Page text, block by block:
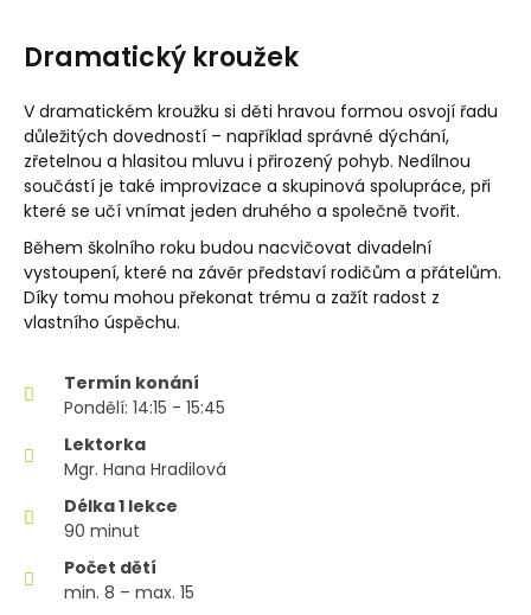
Dramatický kroužek
V dramatickém kroužku si děti hravou formou osvojí řadu
důležitých dovedností – například správné dýchání,
zřetelnou a hlasitou mluvu i přirozený pohyb. Nedílnou
součástí je také improvizace a skupinová spolupráce, při
které se učí vnímat jeden druhého a společně tvořit.
Během školního roku budou nacvičovat divadelní
vystoupení, které na závěr představí rodičům a přátelům.
Díky tomu mohou překonat trému a zažít radost z
vlastního úspěchu.
Termín konání
Pondělí: 14:15 - 15:45
Lektorka
Mgr. Hana Hradilová
Délka 1 lekce
90 minut
Počet dětí
min. 8 – max. 15